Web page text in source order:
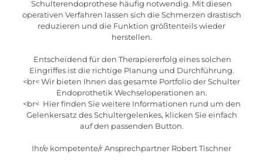
Schulterendoprothese häufig notwendig. Mit diesen
operativen Verfahren lassen sich die Schmerzen drastisch
reduzieren und die Funktion größtenteils wieder
herstellen.
​ Entscheidend für den Therapiererfolg eines solchen
Eingriffes ist die richtige Planung und Durchführung.
<br< Wir bieten Ihnen das gesamte Portfolio der Schulter
Endoprothetik Wechseloperationen an.
<br< ​ Hier finden Sie weitere Informationen rund um den
Gelenkersatz des Schultergelenkes, klicken Sie einfach
auf den passenden Button.
Ihr/e kompetente/r Ansprechpartner Robert Tischner